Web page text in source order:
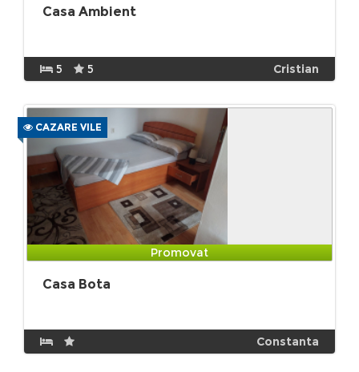
Casa Ambient
5 5 Cristian
CAZARE VILE
Promovat
Casa Bota
Constanta